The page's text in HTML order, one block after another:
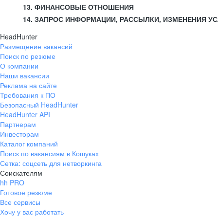
13. ФИНАНСОВЫЕ ОТНОШЕНИЯ
14. ЗАПРОС ИНФОРМАЦИИ, РАССЫЛКИ, ИЗМЕНЕНИЯ
HeadHunter
Размещение вакансий
Поиск по резюме
О компании
Наши вакансии
Реклама на сайте
Требования к ПО
Безопасный HeadHunter
HeadHunter API
Партнерам
Инвесторам
Каталог компаний
Поиск по вакансиям в Кошуках
Сетка: соцсеть для нетворкинга
Соискателям
hh PRO
Готовое резюме
Все сервисы
Хочу у вас работать